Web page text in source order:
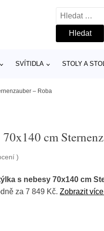
Vyhledávání
SVÍTIDLA STOLY A
– Roba
cm
)
s nebesy 70x140 cm
za 7 849 Kč.Zobrazit